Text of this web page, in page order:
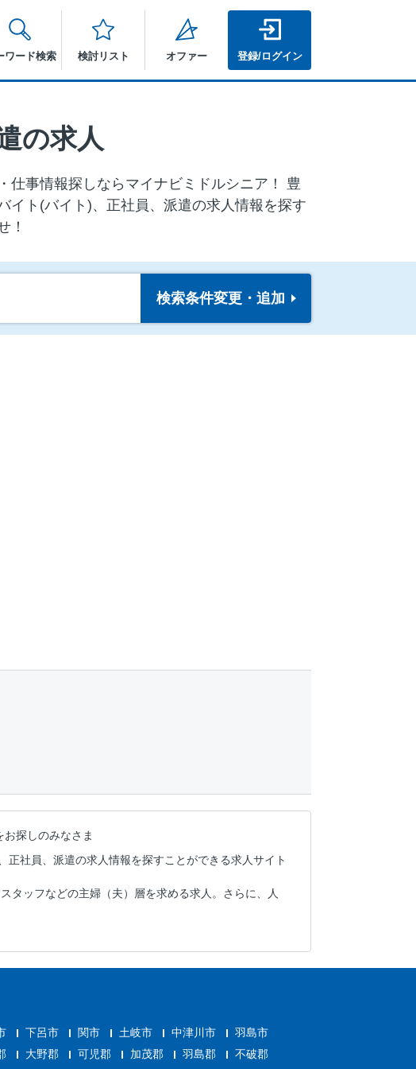
ワード検索 検討リスト オファー 登録/ログイン
の求人
仕事情報探しならマイナビミドルシニア！ 豊
イト(バイト)、正社員、派遣の求人情報を探す
！
検索条件変更・追加
探しのみなさま
社員、派遣の求人情報を探すことができる求人サイト
タッフなどの主婦（夫）層を求める求人。さらに、人
下呂市 関市 土岐市 中津川市
羽島市
大野郡 可児郡 加茂郡 羽島郡 不破郡